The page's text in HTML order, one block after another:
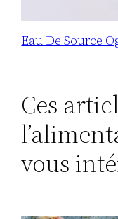
Eau De Source
Ces
vous